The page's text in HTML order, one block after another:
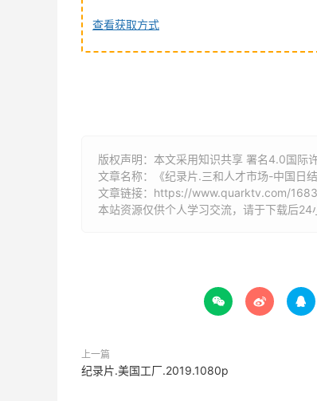
查看获取方式
版权声明：本文采用知识共享 署名4.0国际
文章名称：《纪录片.三和人才市场-中国日
文章链接： https://www.quarktv.com/
本站资源仅供个人学习交流，请于下载后24
  
上一篇
纪录片.美国工厂.2019.1080p